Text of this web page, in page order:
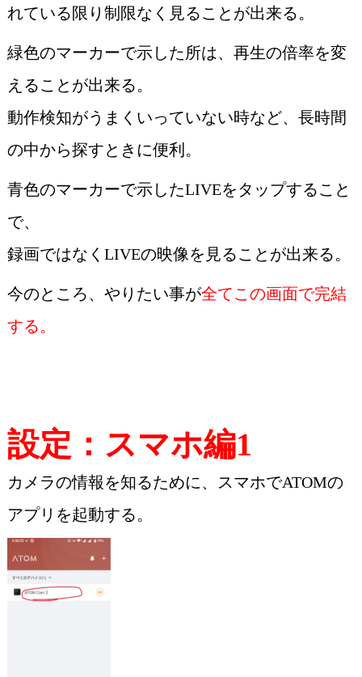
れている限り制限なく見ることが出来る。
緑色のマーカーで示した所は、再生の倍率を変
えることが出来る。
動作検知がうまくいっていない時など、長時間
の中から探すときに便利。
青色のマーカーで示したLIVEをタップすること
で、
録画ではなくLIVEの映像を見ることが出来る。
今のところ、やりたい事が全てこの画面で完結
する。
設定：スマホ編1
カメラの情報を知るために、スマホでATOMの
アプリを起動する。